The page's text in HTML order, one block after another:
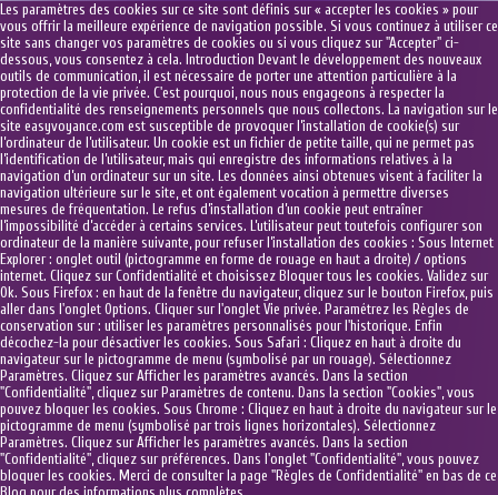
Les paramètres des cookies sur ce site sont définis sur « accepter les cookies » pour
vous offrir la meilleure expérience de navigation possible. Si vous continuez à utiliser ce
site sans changer vos paramètres de cookies ou si vous cliquez sur "Accepter" ci-
dessous, vous consentez à cela. Introduction Devant le développement des nouveaux
outils de communication, il est nécessaire de porter une attention particulière à la
protection de la vie privée. C'est pourquoi, nous nous engageons à respecter la
confidentialité des renseignements personnels que nous collectons. La navigation sur le
site easyvoyance.com est susceptible de provoquer l’installation de cookie(s) sur
l’ordinateur de l’utilisateur. Un cookie est un fichier de petite taille, qui ne permet pas
l’identification de l’utilisateur, mais qui enregistre des informations relatives à la
navigation d’un ordinateur sur un site. Les données ainsi obtenues visent à faciliter la
navigation ultérieure sur le site, et ont également vocation à permettre diverses
mesures de fréquentation. Le refus d’installation d’un cookie peut entraîner
l’impossibilité d’accéder à certains services. L’utilisateur peut toutefois configurer son
ordinateur de la manière suivante, pour refuser l’installation des cookies : Sous Internet
Explorer : onglet outil (pictogramme en forme de rouage en haut a droite) / options
internet. Cliquez sur Confidentialité et choisissez Bloquer tous les cookies. Validez sur
Ok. Sous Firefox : en haut de la fenêtre du navigateur, cliquez sur le bouton Firefox, puis
aller dans l'onglet Options. Cliquer sur l'onglet Vie privée. Paramétrez les Règles de
conservation sur : utiliser les paramètres personnalisés pour l'historique. Enfin
décochez-la pour désactiver les cookies. Sous Safari : Cliquez en haut à droite du
navigateur sur le pictogramme de menu (symbolisé par un rouage). Sélectionnez
Paramètres. Cliquez sur Afficher les paramètres avancés. Dans la section
"Confidentialité", cliquez sur Paramètres de contenu. Dans la section "Cookies", vous
pouvez bloquer les cookies. Sous Chrome : Cliquez en haut à droite du navigateur sur le
pictogramme de menu (symbolisé par trois lignes horizontales). Sélectionnez
Paramètres. Cliquez sur Afficher les paramètres avancés. Dans la section
"Confidentialité", cliquez sur préférences. Dans l'onglet "Confidentialité", vous pouvez
bloquer les cookies. Merci de consulter la page "Règles de Confidentialité" en bas de ce